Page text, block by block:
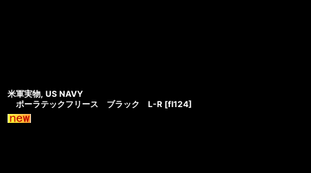
米軍実物, US NAVY
ポーラテックフリース ブラック L-R [fl124]